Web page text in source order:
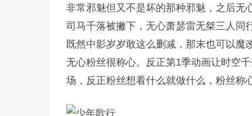
非常邪魅但又不是坏的那种邪魅，之后无
司马千落被撇下，无心萧瑟雷无桀三人同
既然中影岁岁敢这么删减，那末也可以魔
无心粉丝很称心。反正第1季动画让时空
场，反正粉丝想看什么就做什么，粉丝称